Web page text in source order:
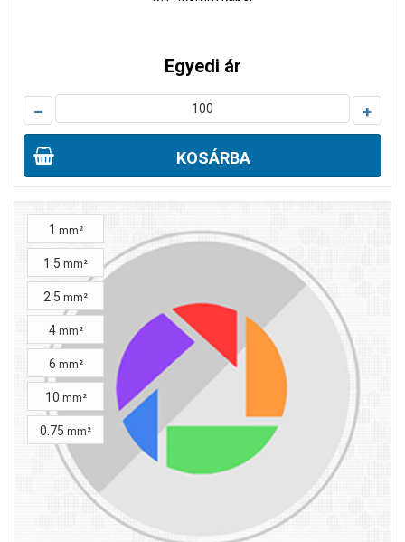
Egyedi ár
– +
KOSÁRBA
1 mm²
1.5 mm²
2.5 mm²
4 mm²
6 mm²
10 mm²
0.75 mm²